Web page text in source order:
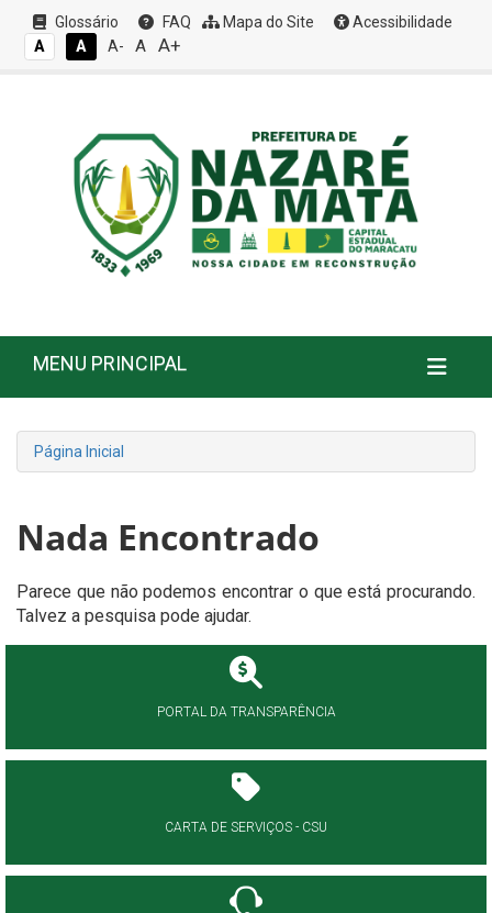
Glossário FAQ Mapa do Site
Acessibilidade
A
A A- A A+
MENU PRINCIPAL
Página Inicial
Nada Encontrado
Parece que não podemos encontrar o que está procurando.
Talvez a pesquisa pode ajudar.
PORTAL DA TRANSPARÊNCIA
CARTA DE SERVIÇOS - CSU